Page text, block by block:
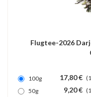
Flugtee-2026
100g 17,80 €
50g
9,20 €